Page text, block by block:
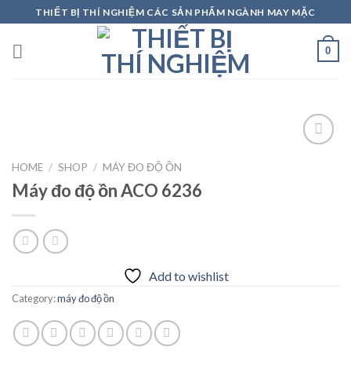
to
content
THIẾT BỊ THÍ NGHIỆM CÁC SẢN PHẨM NGÀNH MAY MẶC
0
HOME / SHOP / MÁY ĐO ĐỘ ỒN
Máy đo độ ồn ACO 6236
Add to wishlist
Category:máy đo độ ồn